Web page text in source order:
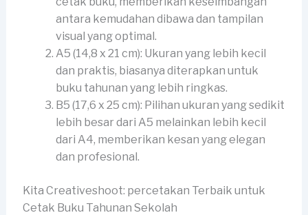
antara kemudahan dibawa dan tampilan
visual yang optimal.
A5 (14,8 x 21 cm): Ukuran yang lebih kecil
dan praktis, biasanya diterapkan untuk
buku tahunan yang lebih ringkas.
B5 (17,6 x 25 cm): Pilihan ukuran yang sedikit
lebih besar dari A5 melainkan lebih kecil
dari A4, memberikan kesan yang elegan
dan profesional.
Kita Creativeshoot: percetakan Terbaik untuk
Cetak Buku Tahunan Sekolah